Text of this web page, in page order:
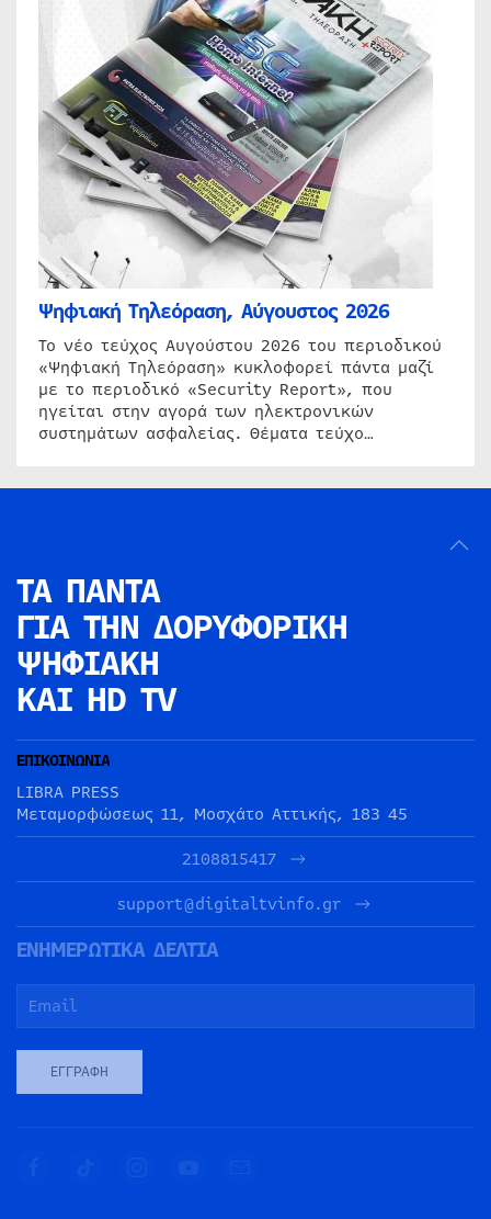
Ψηφιακή Τηλεόραση, Αύγουστος 2026
Το νέο τεύχος Αυγούστου 2026 του περιοδικού
«Ψηφιακή Τηλεόραση» κυκλοφορεί πάντα μαζί
με το περιοδικό «Security Report», που
ηγείται στην αγορά των ηλεκτρονικών
συστημάτων ασφαλείας. Θέματα τεύχο…
ΤΑ ΠΑΝΤΑ
ΓΙΑ ΤΗΝ ΔΟΡΥΦΟΡΙΚΗ
ΨΗΦΙΑΚΗ
ΚΑΙ HD TV
ΕΠΙΚΟΙΝΩΝΙΑ
LIBRA PRESS
Μεταμορφώσεως 11, Μοσχάτο Αττικής, 183 45
2108815417
support@digitaltvinfo.gr
ΕΝΗΜΕΡΩΤΙΚΑ ΔΕΛΤΙΑ
ΕΓΓΡΑΦΉ